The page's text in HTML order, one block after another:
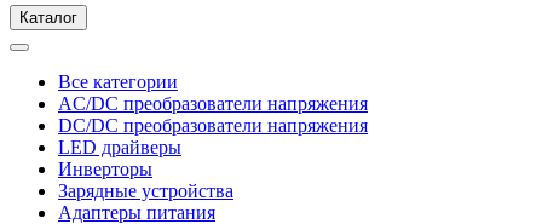
Каталог
Все категории
AC/DC преобразователи напряжения
DC/DC преобразователи напряжения
LED драйверы
Инверторы
Зарядные устройства
Адаптеры питания